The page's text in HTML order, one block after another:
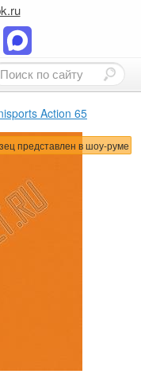
Action 65
представлен в шоу-руме